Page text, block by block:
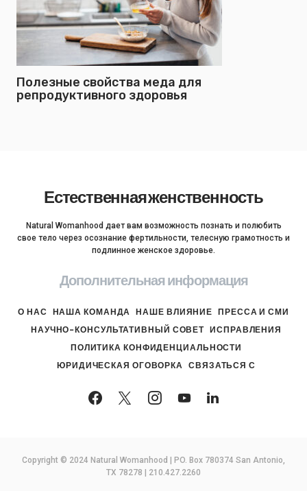
Полезные свойства меда для
репродуктивного здоровья
Естественная женственность
Natural Womanhood дает вам возможность познать и полюбить
свое тело через осознание фертильности, телесную грамотность и
подлинное женское здоровье.
Дополнительная информация
О НАС НАША КОМАНДА НАШЕ ВЛИЯНИЕ
ПРЕССА И СМИ
НАУЧНО-КОНСУЛЬТАТИВНЫЙ СОВЕТ ИСПРАВЛЕНИЯ
ПОЛИТИКА КОНФИДЕНЦИАЛЬНОСТИ
ЮРИДИЧЕСКАЯ ОГОВОРКА
СВЯЗАТЬСЯ С
Copyright © 2024 Natural Womanhood | PO. Box 780374 San Antonio,
TX 78278 | 210.427.2260